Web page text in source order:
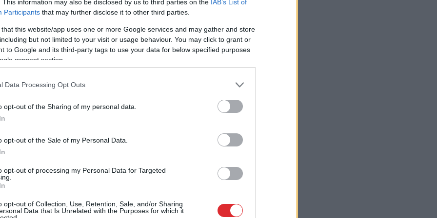
This information may also be disclosed by us to third parties on the IAB’s List of
Participants that may further disclose it to other third parties.
that this website/app uses one or more Google services and may gather and store
but not limited to your visit or usage behaviour. You may click to grant or
to Google and its third-party tags to use your data for below specified purposes
consent section.
Data Processing Opt Outs
opt-out of the Sharing of my personal data.
opt-out of the Sale of my Personal Data.
opt-out of processing my Personal Data for Targeted
opt-out of Collection, Use, Retention, Sale, and/or Sharing
Data that Is Unrelated with the Purposes for which it
Zemgalē tas kļūs mērens, daļā piekrastes vējš
un mūzikas
Klāss
Olainē kādā namā
ap 40 grauzēju